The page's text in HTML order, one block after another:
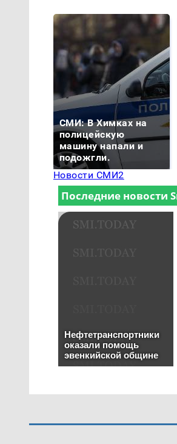
СМИ: В Химках на
полицейскую
машину напали и
подожгли.
Новости СМИ2